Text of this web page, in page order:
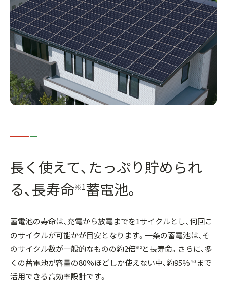
長く使えて、たっぷり貯められ
る、長寿命※1蓄電池。
蓄電池の寿命は、充電から放電までを1サイクルとし、何回こ
のサイクルが可能かが目安となります。一条の蓄電池は、そ
のサイクル数が一般的なものの約2倍※2 と長寿命。さらに、多
くの蓄電池が容量の80％ほどしか使えない中、約95％※3 まで
活用できる高効率設計です。